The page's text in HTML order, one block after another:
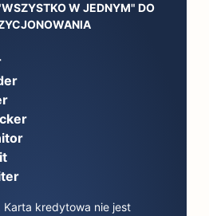
W JEDNYM" DO
Karta kredytowa nie jest